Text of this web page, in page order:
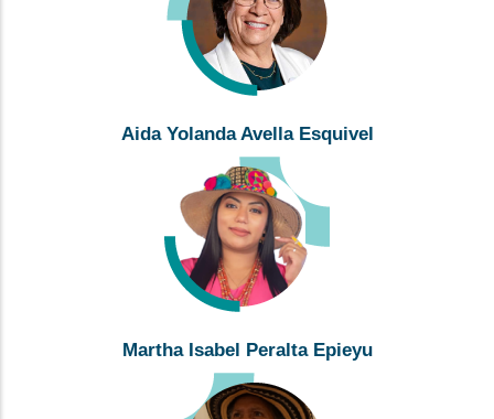
Aida Yolanda Avella Esquivel
Martha Isabel Peralta Epieyu